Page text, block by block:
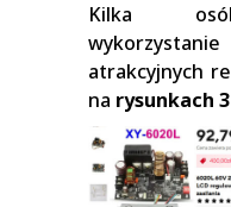
Kilka
atrakcyjnych
na rysunkach 3